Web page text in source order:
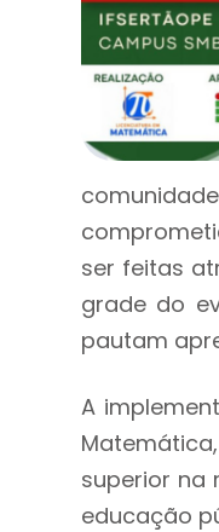
ser feitas
grade do
pautam
A
superior na
educação